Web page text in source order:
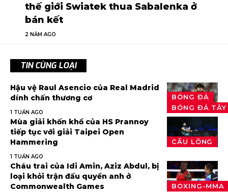
thế giới Swiatek thua Sabalenka ở
bán kết
2 NĂM AGO
TIN CÙNG LOẠI
BÓNG ĐÁ
BÓNG ĐÁ
Hậu vệ Raul Asencio của Real Madrid
dính chấn thương cơ
1 TUẦN AGO
CẦU LÔNG
Mùa giải khốn khổ của HS Prannoy
tiếp tục với giải Taipei Open
Hammering
1 TUẦN AGO
BOXING-MMA
Cháu trai của Idi Amin, Aziz Abdul, bị
loại khỏi trận đấu quyền anh ở
Commonwealth Games